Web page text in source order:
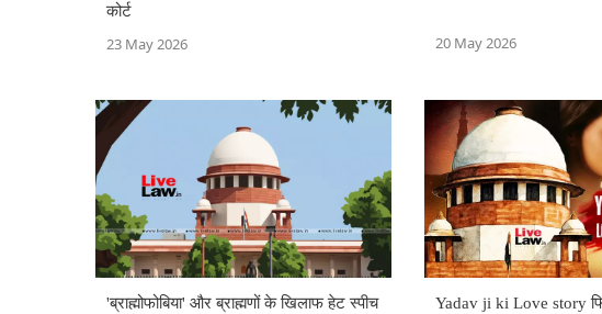
कोर्ट
23 May 2026 20 May 2026
'ब्राह्मोफोबिया' और ब्राह्मणों के खिलाफ हेट स्पीच
Yadav ji ki Love story